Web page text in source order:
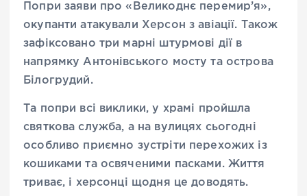
Попри заяви про «Великоднє перемир’я»,
окупанти атакували Херсон з авіації. Також
зафіксовано три марні штурмові дії в
напрямку Антонівського мосту та острова
Білогрудий.
Та попри всі виклики, у храмі пройшла
святкова служба, а на вулицях сьогодні
особливо приємно зустріти перехожих із
кошиками та освяченими пасками. Життя
триває, і херсонці щодня це доводять.